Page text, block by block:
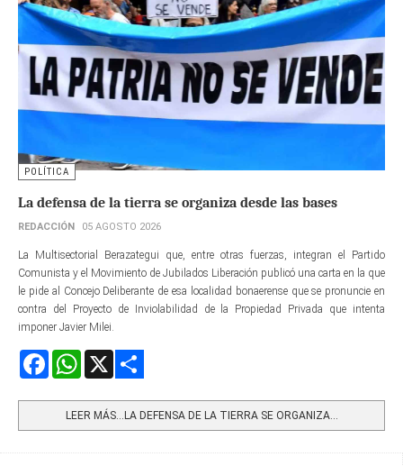
POLÍTICA
La defensa de la tierra se organiza desde las bases
REDACCIÓN 05 AGOSTO 2026
La Multisectorial Berazategui que, entre otras fuerzas, integran el Partido
Comunista y el Movimiento de Jubilados Liberación publicó una carta en la que
le pide al Concejo Deliberante de esa localidad bonaerense que se pronuncie en
contra del Proyecto de Inviolabilidad de la Propiedad Privada que intenta
imponer Javier Milei.
FacebookWhatsApp
LEER MÁS…LA DEFENSA DE LA TIERRA SE ORGANIZA...